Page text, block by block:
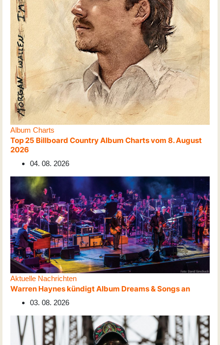
Album Charts
Top 25 Billboard Country Album Charts vom 8. August
2026
04. 08. 2026
Aktuelle Nachrichten
Warren Haynes kündigt Album Dreams & Songs an
03. 08. 2026